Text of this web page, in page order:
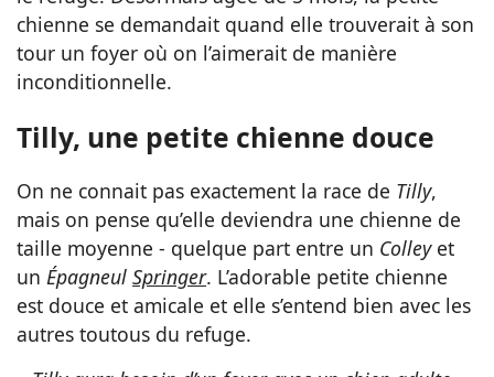
chienne se demandait quand elle trouverait à son
tour un foyer où on l’aimerait de manière
inconditionnelle.
Tilly, une petite chienne douce
On ne connait pas exactement la race de Tilly,
mais on pense qu’elle deviendra une chienne de
taille moyenne - quelque part entre un Colley et
un Épagneul Springer. L’adorable petite chienne
est douce et amicale et elle s’entend bien avec les
autres toutous du refuge.